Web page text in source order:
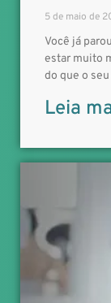
5 de maio de
Você já
estar muito
do que o
Leia